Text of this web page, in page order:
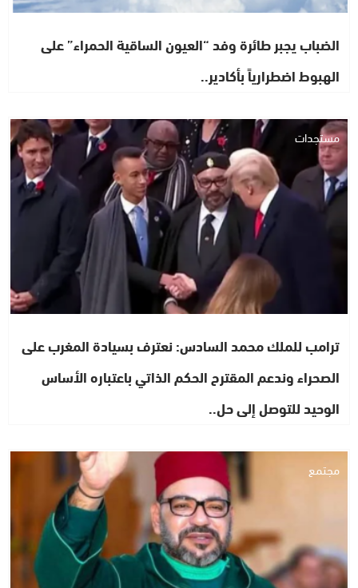
الضباب يجبر طائرة وفد “العيون الساقية الحمراء” على
الهبوط اضطرارياً بأكادير..
مستجدات
ترامب للملك محمد السادس: نعترف بسيادة المغرب على
الصحراء وندعم المقترح الحكم الذاتي باعتباره الأساس
الوحيد للتوصل إلى حل..
مجتمع